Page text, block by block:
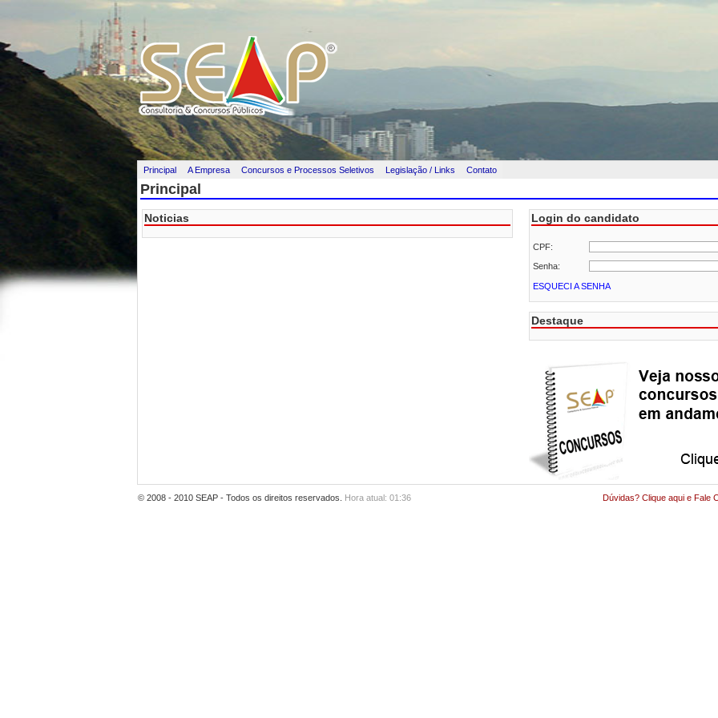
Principal A Empresa Concursos e Processos Seletivos Legislação / Links Contato
Principal
Noticias Login do candidato
CPF:
Senha:
ESQUECI A SENHA
Destaque
© 2008 - 2010 SEAP - Todos os direitos reservados. Hora atual: 01:36 Dúvidas? Clique aqui e Fale